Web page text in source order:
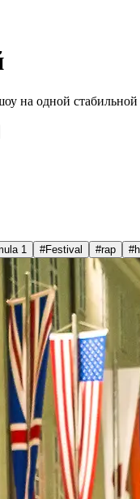
на одной
1 #Festival #rap #